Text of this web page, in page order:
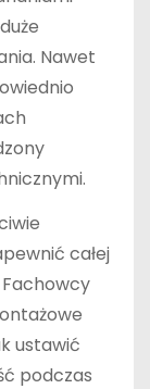
Nawet
całej
ustawić
podczas